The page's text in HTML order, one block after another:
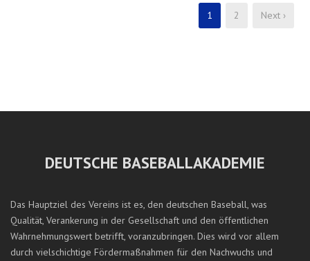
1 2 Next ›
DEUTSCHE BASEBALLAKADEMIE
Das Hauptziel des Vereins ist es, den deutschen Baseball, was
Qualität, Verankerung in der Gesellschaft und den öffentlichen
Wahrnehmungswert betrifft, voranzubringen. Dies wird vor allem
durch vielschichtige Fördermaßnahmen für den Nachwuchs und